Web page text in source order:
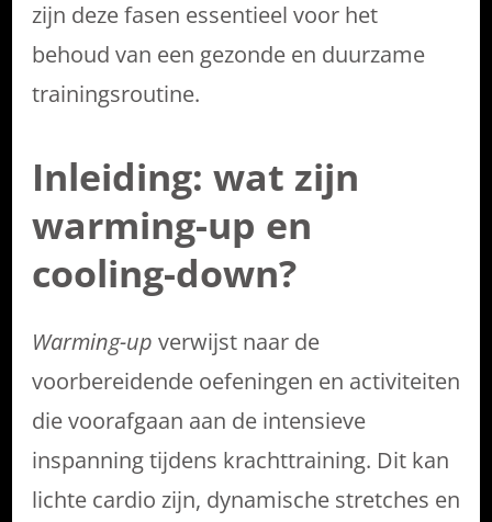
zijn deze fasen essentieel voor het
behoud van een gezonde en duurzame
trainingsroutine.
Inleiding: wat zijn
warming-up en
cooling-down?
Warming-up verwijst naar de
voorbereidende oefeningen en activiteiten
die voorafgaan aan de intensieve
inspanning tijdens krachttraining. Dit kan
lichte cardio zijn, dynamische stretches en